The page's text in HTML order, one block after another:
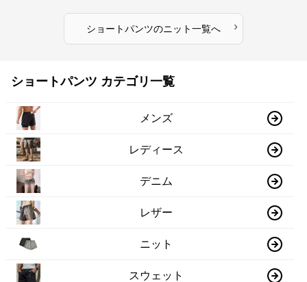
ショートパンツのニット一覧へ ›
ショートパンツ カテゴリ一覧
メンズ
レディース
デニム
レザー
ニット
スウェット